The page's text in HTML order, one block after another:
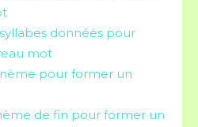
données pour
mot
pour former un
de fin pour former un